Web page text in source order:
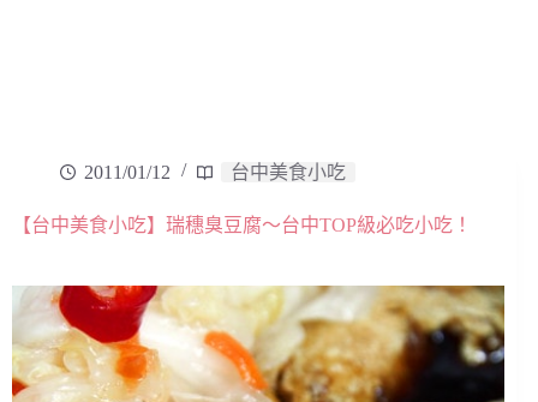
2011/01/12 台中美食小吃
【台中美食小吃】瑞穗臭豆腐～台中TOP級必吃小吃！